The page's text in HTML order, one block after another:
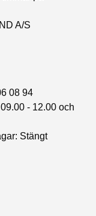
A/S
08 94
- 12.00 och
Stängt